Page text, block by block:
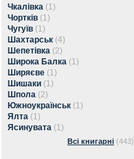
Чкалівка (1)
Чортків (1)
Чугуїв (1)
Шахтарськ (4)
Шепетівка (2)
Широка Балка (1)
Ширяєве (1)
Шишаки (1)
Шпола (2)
Южноукраїнськ (1)
Ялта (1)
Ясинувата (1)
Всі книгарні (443)